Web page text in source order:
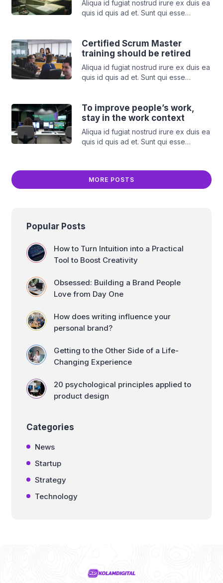
duis ea quis id quis ad et. Sunt qui esse
[…]
Aliqua id fugiat nostrud irure ex duis ea
quis id quis ad et. Sunt qui esse
tempor cupidatat incididunt sint
deserunt ut voluptate aute id deserunt
nisi. Aliqua id fugiat nostrud irure ex
duis ea quis id quis ad et. Sunt qui esse
[…]
Certified Scrum Master
training should be retired
Aliqua id fugiat nostrud irure ex duis ea
quis id quis ad et. Sunt qui esse
tempor cupidatat incididunt sint
deserunt ut voluptate aute id deserunt
nisi. Aliqua id fugiat nostrud irure ex
duis ea quis id quis ad et. Sunt qui esse
[…]
To improve people’s work,
stay in the work context
Aliqua id fugiat nostrud irure ex duis ea
quis id quis ad et. Sunt qui esse
tempor cupidatat incididunt sint
deserunt ut voluptate aute id deserunt
nisi. Aliqua id fugiat nostrud irure ex
MORE POSTS
Popular Posts
How to Turn Intuition into a Practical
Tool to Boost Creativity
Obsessed: Building a Brand People
Love from Day One
How does writing influence your
personal brand?
Getting to the Other Side of a Life-
Changing Experience
20 psychological principles applied to
product design
Categories
News
Startup
Strategy
Technology